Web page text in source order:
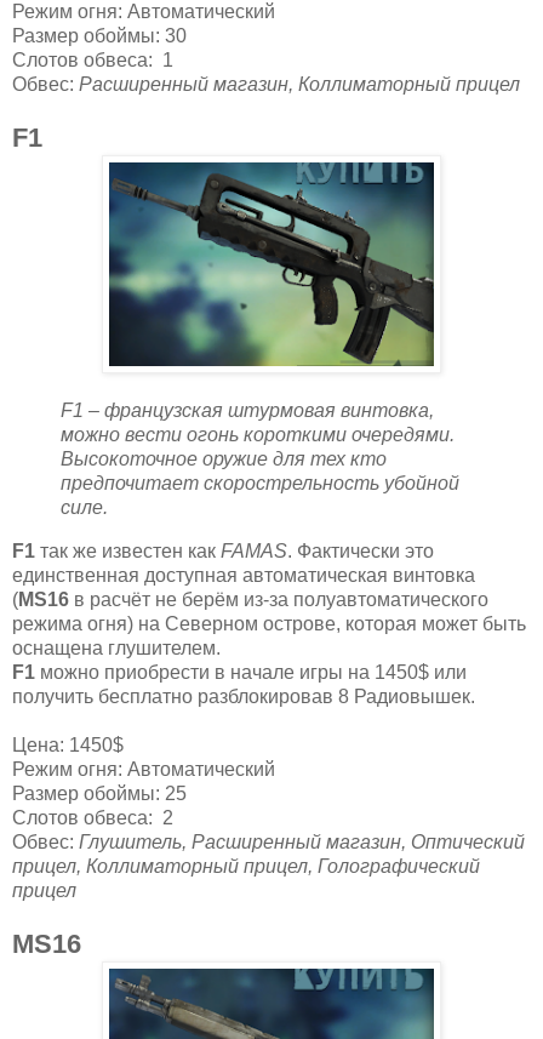
Режим огня: Автоматический
Размер обоймы: 30
Слотов обвеса: 1
Обвес: Расширенный магазин, Коллиматорный прицел
F1
F1 – французская штурмовая винтовка,
можно вести огонь короткими очередями.
Высокоточное оружие для тех кто
предпочитает скорострельность убойной
силе.
F1 так же известен как FAMAS. Фактически это
единственная доступная автоматическая винтовка
(MS16 в расчёт не берём из-за полуавтоматического
режима огня) на Северном острове, которая может быть
оснащена глушителем.
F1 можно приобрести в начале игры на 1450$ или
получить бесплатно разблокировав 8 Радиовышек.
Цена: 1450$
Режим огня: Автоматический
Размер обоймы: 25
Слотов обвеса: 2
Обвес: Глушитель, Расширенный магазин, Оптический
прицел, Коллиматорный прицел, Голографический
прицел
MS16